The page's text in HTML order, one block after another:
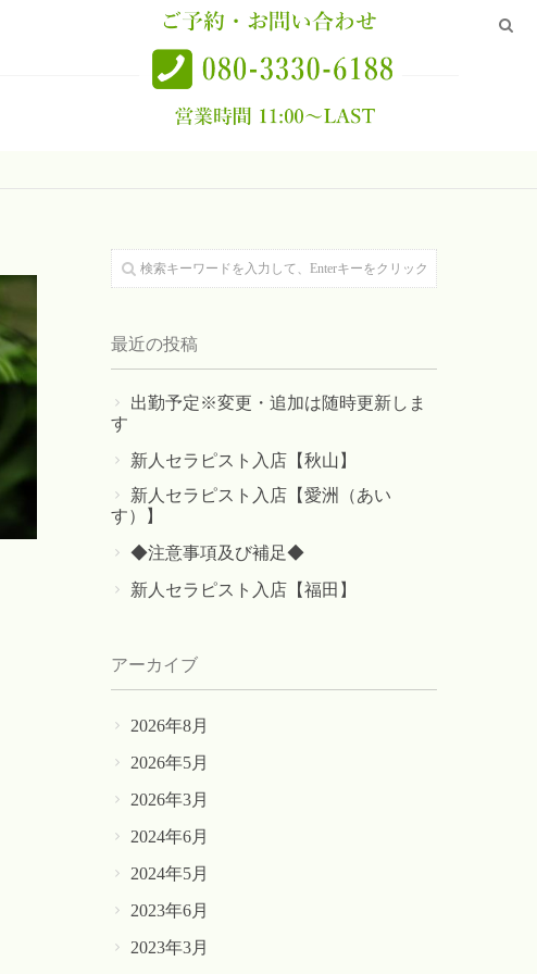
最近の投稿
出勤予定※変更・追加は随時更新しま
す
新人セラピスト入店【秋山】
新人セラピスト入店【愛洲（あい
す）】
◆注意事項及び補足◆
新人セラピスト入店【福田】
アーカイブ
2026年8月
2026年5月
2026年3月
2024年6月
2024年5月
2023年6月
2023年3月